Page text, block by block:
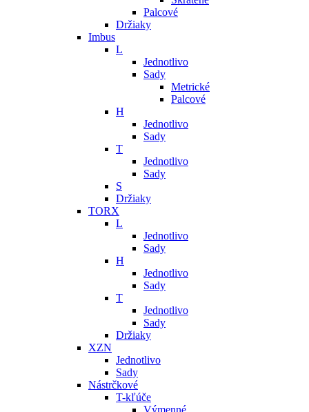
Palcové
Držiaky
Imbus
L
Jednotlivo
Sady
Metrické
Palcové
H
Jednotlivo
Sady
T
Jednotlivo
Sady
S
Držiaky
TORX
L
Jednotlivo
Sady
H
Jednotlivo
Sady
T
Jednotlivo
Sady
Držiaky
XZN
Jednotlivo
Sady
Nástrčkové
T-kľúče
Výmenné